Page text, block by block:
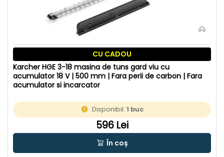
CU CADOU
Karcher HGE 3-18 masina de tuns gard viu cu
acumulator 18 V | 500 mm | Fara perii de carbon | Fara
acumulator si incarcator
Disponibil:1 buc
596 Lei
În coș